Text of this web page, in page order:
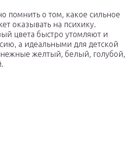
помнить о том, какое сильное
оказывать на психику.
цвета быстро утомляют и
а идеальными для детской
нежные желтый, белый, голубой,